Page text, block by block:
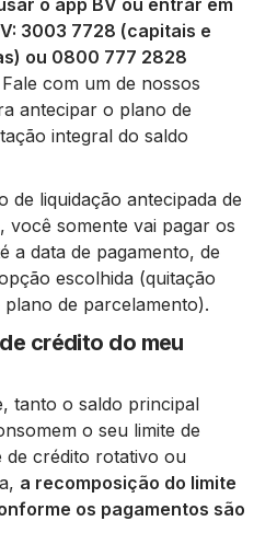
o app BV ou entrar em
3003 7728 (capitais e
ou 0800 777 2828
Fale com um de nossos
antecipar o plano de
integral do saldo
de liquidação antecipada de
você somente vai pagar os
a data de pagamento, de
escolhida (quitação
de parcelamento).
crédito do meu
tanto o saldo principal
o seu limite de
de crédito rotativo ou
a recomposição do limite
os pagamentos são